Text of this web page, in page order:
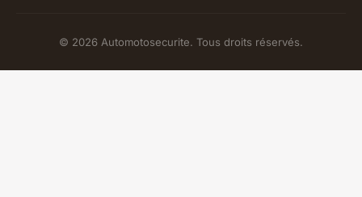
© 2026 Automotosecurite. Tous droits réservés.